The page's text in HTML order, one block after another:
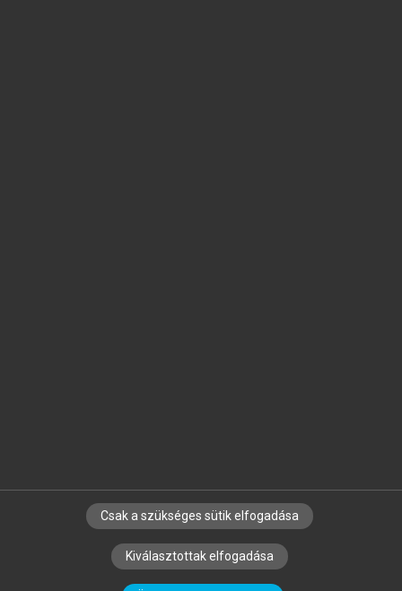
SZERZŐKNEK CÉGEKNEK KÖNYVTÁROSOKNAK
SZERKESZTÉSI ÉS LEKTORÁLÁSI ALAPELVEK
Csak a szükséges sütik elfogadása
Kiválasztottak elfogadása